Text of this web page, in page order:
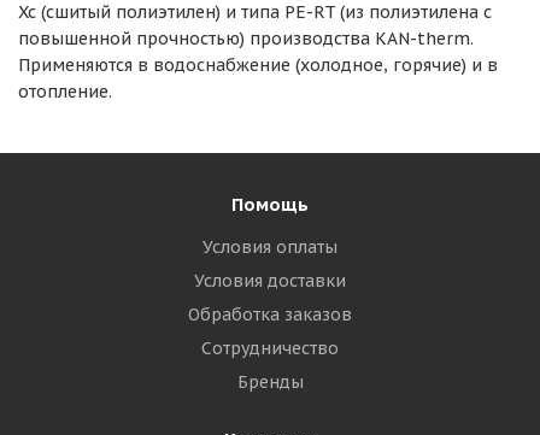
Xc (сшитый полиэтилен) и типа PE-RT (из полиэтилена с
повышенной прочностью) производства KAN-therm.
Применяются в водоснабжение (холодное, горячие) и в
отопление.
Помощь
Условия оплаты
Условия доставки
Обработка заказов
Сотрудничество
Бренды